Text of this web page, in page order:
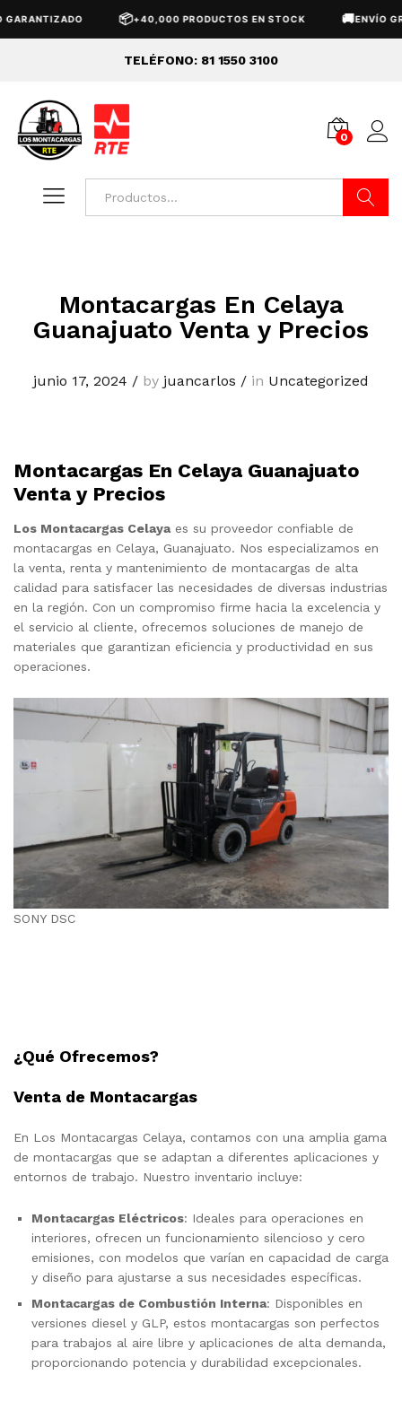
+40,000 PRODUCTOS EN STOCK ENVÍO
TELÉFONO: 81 1550 3100
0
Montacargas En Celaya
Guanajuato Venta y Precios
junio 17, 2024 / by juancarlos / in Uncategorized
Montacargas En Celaya Guanajuato
Venta y Precios
Los Montacargas Celayaes su proveedor confiable de
montacargas en Celaya, Guanajuato. Nos especializamos en
la venta, renta y mantenimiento de montacargas de alta
calidad para satisfacer las necesidades de diversas industrias
en la región. Con un compromiso firme hacia la excelencia y
el servicio al cliente, ofrecemos soluciones de manejo de
materiales que garantizan eficiencia y productividad en sus
operaciones.
SONY DSC
¿Qué Ofrecemos?
Venta de Montacargas
En Los Montacargas Celaya, contamos con una amplia gama
de montacargas que se adaptan a diferentes aplicaciones y
entornos de trabajo. Nuestro inventario incluye:
Montacargas Eléctricos: Ideales para operaciones en
interiores, ofrecen un funcionamiento silencioso y cero
emisiones, con modelos que varían en capacidad de carga
y diseño para ajustarse a sus necesidades específicas.
Montacargas de Combustión Interna: Disponibles en
versiones diesel y GLP, estos montacargas son perfectos
para trabajos al aire libre y aplicaciones de alta demanda,
proporcionando potencia y durabilidad excepcionales.